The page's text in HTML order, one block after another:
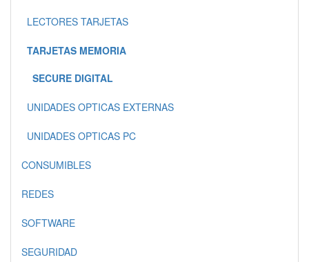
LECTORES TARJETAS
TARJETAS MEMORIA
SECURE DIGITAL
UNIDADES OPTICAS EXTERNAS
UNIDADES OPTICAS PC
CONSUMIBLES
REDES
SOFTWARE
SEGURIDAD